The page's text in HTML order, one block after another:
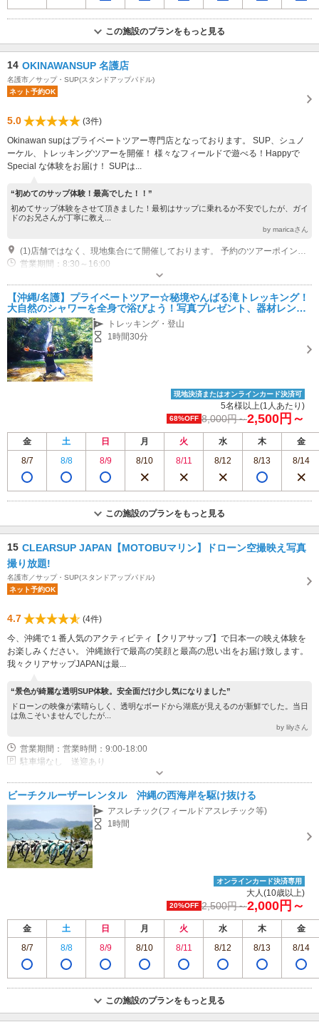
この施設のプランをもっと見る
14 OKINAWANSUP 名護店
名護市／サップ・SUP(スタンドアップパドル)
ネット予約OK
5.0
(3件)
Okinawan supはプライベートツアー専門店となっております。 SUP、シュノ
ーケル、トレッキングツアーを開催！ 様々なフィールドで遊べる！Happyで
Special な体験をお届け！ SUPは...
“初めてのサップ体験！最高でした！！”
初めてサップ体験をさせて頂きました！最初はサップに乗れるか不安でしたが、ガイ
ドのお兄さんが丁寧に教え...
by maricaさん
(1)店舗ではなく、現地集合にて開催しております。 予約のツアーポイントに集合下さい。
営業期間：8:30～16:00
【沖縄/名護】プライベートツアー☆秘境やんばる滝トレッキング！
大自然のシャワーを全身で浴びよう！写真プレゼント、器材レンタ
ル無料！
トレッキング・登山
1時間30分
現地決済またはオンラインカード決済可
5名様以上(1人あたり)
68%OFF 8,000円～2,500円～
金 土 日 月 火 水 木
金
8/7
8/8 8/9 8/10 8/11 8/12 8/13 8/14
この施設のプランをもっと見る
15 CLEARSUP JAPAN【MOTOBUマリン】ドローン空撮映え写真
撮り放題!
名護市／サップ・SUP(スタンドアップパドル)
ネット予約OK
4.7
(4件)
今、沖縄で１番人気のアクティビティ【クリアサップ】で日本一の映え体験を
お楽しみください。 沖縄旅行で最高の笑顔と最高の思い出をお届け致します。
我々クリアサップJAPANは最...
“景色が綺麗な透明SUP体験。安全面だけ少し気になりました”
ドローンの映像が素晴らしく、透明なボードから湖底が見えるのが新鮮でした。当日
は魚こそいませんでしたが...
by lilyさん
営業期間：営業時間：9:00-18:00
駐車場なし 送迎あり
ビーチクルーザーレンタル 沖縄の西海岸を駆け抜ける
アスレチック(フィールドアスレチック等)
1時間
オンラインカード決済専用
大人(10歳以上)
20%OFF 2,500円～2,000円～
金 土 日 月 火 水 木
金
8/7
8/8 8/9 8/10 8/11 8/12 8/13 8/14
この施設のプランをもっと見る